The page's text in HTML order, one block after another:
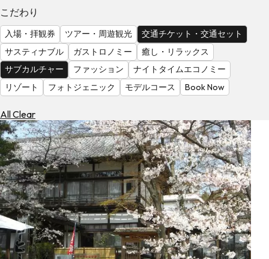
を
見
る
こだわり
入場・拝観券 ツアー・周遊観光
交通チケット・交通セット
サスティナブル
ガストロノミー
癒し・リラックス
サブカルチャー
ファッション
ナイトタイムエコノミー
リゾート
フォトジェニック モデルコース Book Now
All Clear